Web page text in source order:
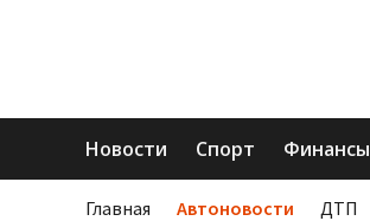
Новости Спорт Финансы
Главная Автоновости ДТП